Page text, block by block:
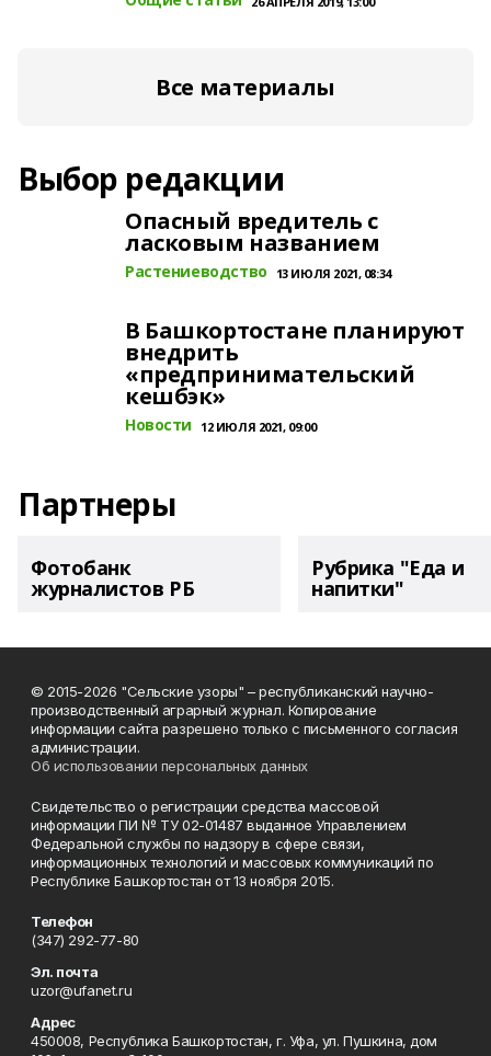
Все материалы
Выбор редакции
Опасный вредитель с
ласковым названием
Растениеводство 13 ИЮЛЯ 2021, 08:34
В Башкортостане планируют
внедрить
«предпринимательский
кешбэк»
Новости 12 ИЮЛЯ 2021, 09:00
Партнеры
Фотобанк
журналистов РБ
Рубрика "Еда и
напитки"
© 2015-2026 "Сельские узоры" – республиканский научно-
производственный аграрный журнал. Копирование
информации сайта разрешено только с письменного согласия
администрации.
Об использовании персональных данных
Свидетельство о регистрации средства массовой
информации ПИ № ТУ 02-01487 выданное Управлением
Федеральной службы по надзору в сфере связи,
информационных технологий и массовых коммуникаций по
Республике Башкортостан от 13 ноября 2015.
Телефон
(347) 292-77-80
Эл. почта
uzor@ufanet.ru
Адрес
450008, Республика Башкортостан, г. Уфа, ул. Пушкина, дом